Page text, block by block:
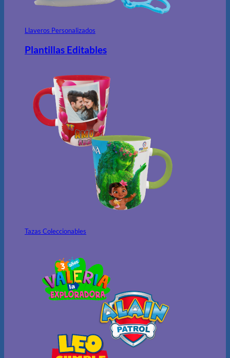
Llaveros Personalizados
Plantillas Editables
Tazas Coleccionables